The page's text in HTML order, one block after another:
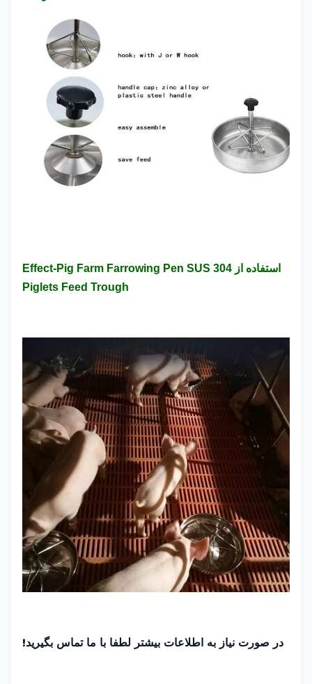
استفاده از Effect-Pig Farm Farrowing Pen SUS 304
Piglets Feed Trough
در صورت نیاز به اطلاعات بیشتر لطفا با ما تماس بگیرید!